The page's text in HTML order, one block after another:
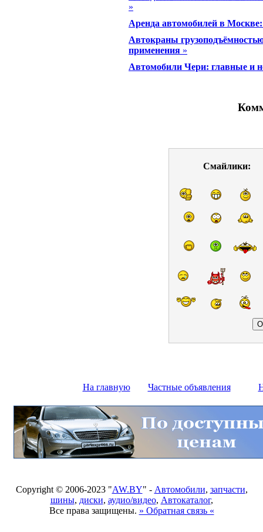
»
Аренда автомобилей в
Автокраны
применения »
Автомобили Чери: главные и
Смайлики:
На главную Частные объявления
Copyright © 2006-2023 "AW.BY" - Автомобили, запчасти,
шины, диски, аудио/видео, Автокаталог,
Все права защищены. » Обратная связь «